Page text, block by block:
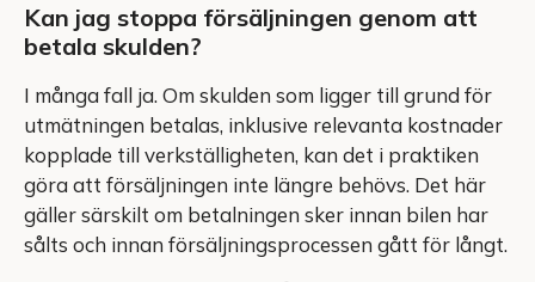
Kan jag stoppa försäljningen genom att
betala skulden?
I många fall ja. Om skulden som ligger till grund för
utmätningen betalas, inklusive relevanta kostnader
kopplade till verkställigheten, kan det i praktiken
göra att försäljningen inte längre behövs. Det här
gäller särskilt om betalningen sker innan bilen har
sålts och innan försäljningsprocessen gått för långt.